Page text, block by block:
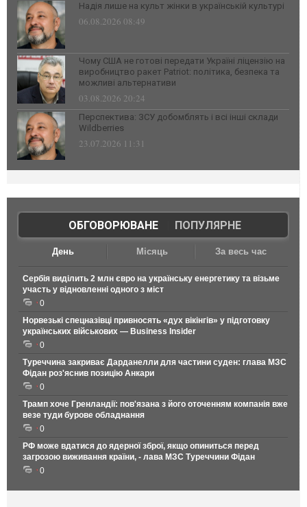
Надія лише на культ жінки в українській культурі
06.08.2026 08:49
Чому США не готові передати Україні ліцензію на
виробництво ракет Patriot: політика, безпека та
можливі альтернативи
03.08.2026 20:24
Перспектива: ЗСУ добомблять і всі інші склади
Wildberries
23.07.2026 11:31
ОБГОВОРЮВАНЕ| ПОПУЛЯРНЕ
День Місяць За весь час
Сербія виділить 2 млн євро на українську енергетику та візьме
участь у відновленні одного з міст
0
Норвезькі спецназівці привносять «дух вікінгів» у підготовку
українських військових — Business Insider
0
Туреччина закриває Дарданелли для частини суден: глава МЗС
Фідан роз'яснив позицію Анкари
0
Трамп хоче Гренландії: пов'язана з його оточенням компанія вже
везе туди бурове обладнання
0
РФ може вдатися до ядерної зброї, якщо опиниться перед
загрозою виживання країни, - лава МЗС Туреччини Фідан
0